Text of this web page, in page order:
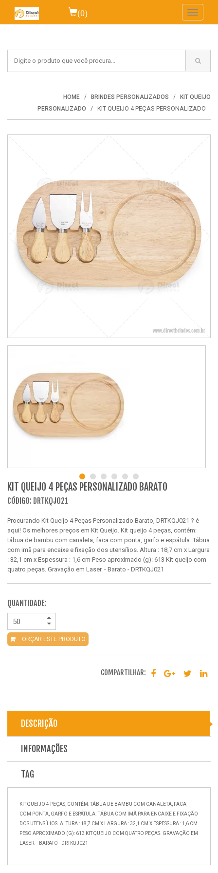
(0)
Toggle
HOME BRINDES PERSONALIZADOS
KIT QUEIJO
PERSONALIZADO
KIT QUEIJO 4 PEÇAS PERSONALIZADO
KIT QUEIJO 4 PEÇAS PERSONALIZADO BARATO
CÓDIGO: DRTKQJ021
Procurando Kit Queijo 4 Peças Personalizado Barato, DRTKQJ021 ? é
aqui! Os melhores preços em Kit Queijo. Kit queijo 4 peças, contém:
tábua de bambu com canaleta, faca com ponta, garfo e espátula. Tábua
com imã para encaixe e fixação dos utensílios. Altura : 18,7 cm x Largura
: 32,1 cm x Espessura : 1,6 cm Peso aproximado (g): 613 Kit queijo com
quatro peças. Gravação em Laser. - Barato - DRTKQJ021
QUANTIDADE:
ORÇAR ESTE PRODUTO
COMPARTILHAR:
DESCRIÇÃO
INFORMAÇÕES
TAG
KIT QUEIJO 4 PEÇAS, CONTÉM: TÁBUA DE BAMBU COM CANALETA, FACA
COM PONTA, GARFO E ESPÁTULA. TÁBUA COM IMÃ PARA ENCAIXE E FIXAÇÃO
DOS UTENSÍLIOS. ALTURA : 18,7 CM X LARGURA : 32,1 CM X ESPESSURA : 1,6 CM
PESO APROXIMADO (G): 613 KIT QUEIJO COM QUATRO PEÇAS. GRAVAÇÃO EM
LASER. - BARATO - DRTKQJ021